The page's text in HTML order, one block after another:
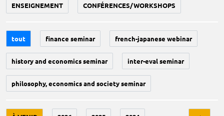
ENSEIGNEMENT CONFÉRENCES/WORKSHOPS
tout finance seminar french-japanese webinar
history and economics seminar inter-eval seminar
philosophy, economics and society seminar